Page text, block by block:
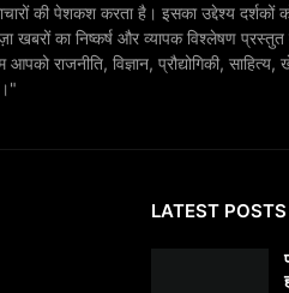
की पेशकश करता है। इसका उद्देश्य दर्शकों
खबरों का निष्कर्ष और व्यापक विश्लेषण प्रस्तुत
राजनीति, विज्ञान, प्रौद्योगिकी,
LATEST POSTS